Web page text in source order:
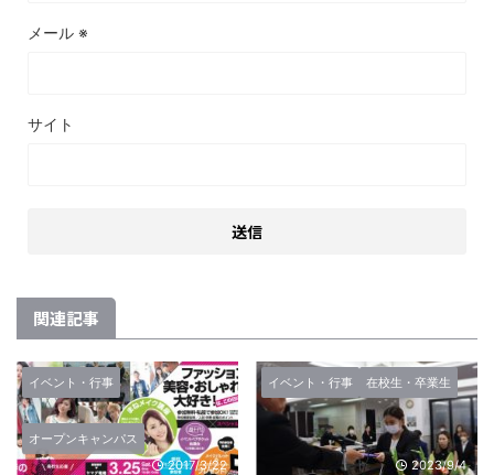
メール ※
サイト
関連記事
イベント・行事
オープンキャンパス
2017/3/22
イベント・行事 在校生・卒業生
2023/9/4